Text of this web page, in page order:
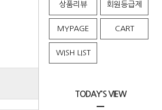
상품리뷰 회원등급제
MYPAGE CART
WISH LIST
TODAY'S VIEW